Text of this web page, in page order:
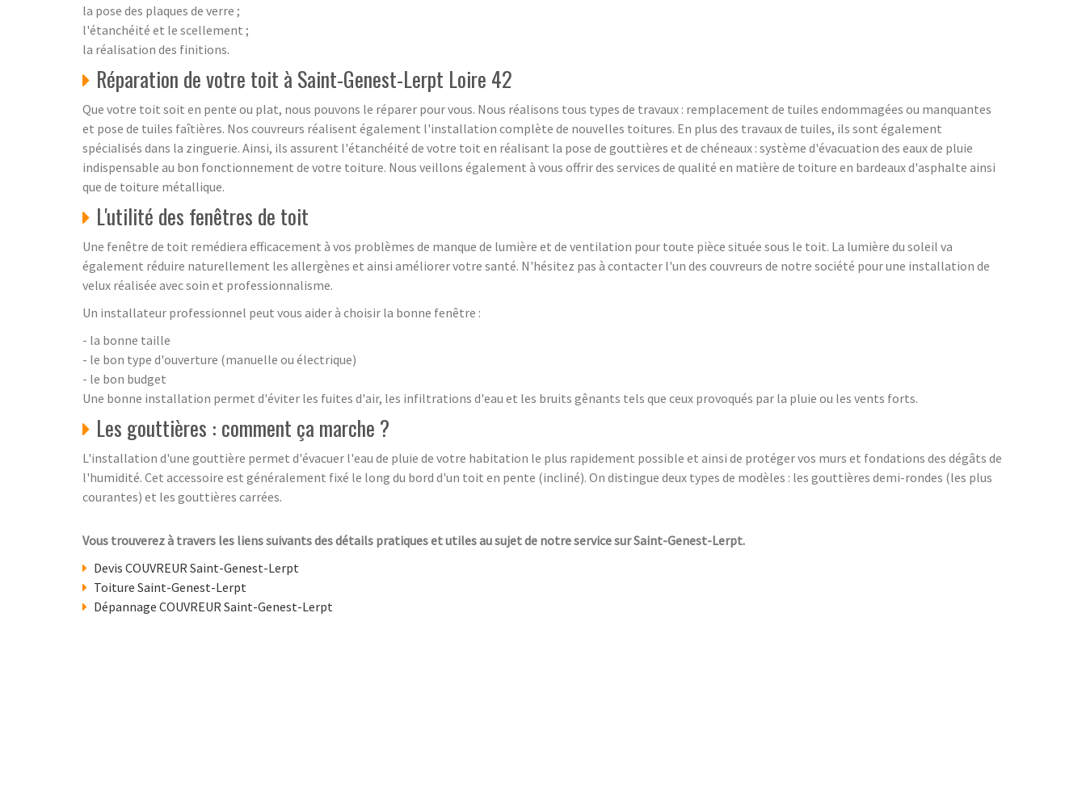
la pose des plaques de verre ;
l'étanchéité et le scellement ;
la réalisation des finitions.
Réparation de votre toit à Saint-Genest-Lerpt Loire 42
Que votre toit soit en pente ou plat, nous pouvons le réparer pour vous. Nous réalisons tous types de travaux : remplacement de tuiles endommagées ou manquantes
et pose de tuiles faîtières. Nos couvreurs réalisent également l'installation complète de nouvelles toitures. En plus des travaux de tuiles, ils sont également
spécialisés dans la zinguerie. Ainsi, ils assurent l'étanchéité de votre toit en réalisant la pose de gouttières et de chéneaux : système d'évacuation des eaux de pluie
indispensable au bon fonctionnement de votre toiture. Nous veillons également à vous offrir des services de qualité en matière de toiture en bardeaux d'asphalte ainsi
que de toiture métallique.
L'utilité des fenêtres de toit
Une fenêtre de toit remédiera efficacement à vos problèmes de manque de lumière et de ventilation pour toute pièce située sous le toit. La lumière du soleil va
également réduire naturellement les allergènes et ainsi améliorer votre santé. N'hésitez pas à contacter l'un des couvreurs de notre société pour une installation de
velux réalisée avec soin et professionnalisme.
Un installateur professionnel peut vous aider à choisir la bonne fenêtre :
- la bonne taille
- le bon type d'ouverture (manuelle ou électrique)
- le bon budget
Une bonne installation permet d'éviter les fuites d'air, les infiltrations d'eau et les bruits gênants tels que ceux provoqués par la pluie ou les vents forts.
Les gouttières : comment ça marche ?
L'installation d'une gouttière permet d'évacuer l'eau de pluie de votre habitation le plus rapidement possible et ainsi de protéger vos murs et fondations des dégâts de
l'humidité. Cet accessoire est généralement fixé le long du bord d'un toit en pente (incliné). On distingue deux types de modèles : les gouttières demi-rondes (les plus
courantes) et les gouttières carrées.
Vous trouverez à travers les liens suivants des détails pratiques et utiles au sujet de notre service sur Saint-Genest-Lerpt.
Devis COUVREUR Saint-Genest-Lerpt
Toiture Saint-Genest-Lerpt
Dépannage COUVREUR Saint-Genest-Lerpt